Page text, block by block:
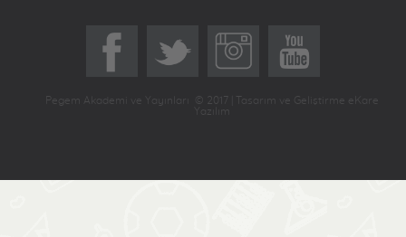
Pegem Akademi ve Yayınları © 2017 | Tasarım ve Geliştirme eKare
Yazılım